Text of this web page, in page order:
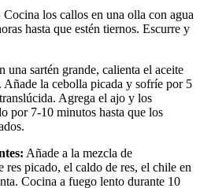
Cocina los callos en una olla con agua
hasta que estén tiernos. Escurre y
una sartén grande, calienta el aceite
la cebolla picada y sofríe por 5
Agrega el ajo y los
por 7-10 minutos hasta que los
Añade a la mezcla de
res picado, el caldo de res, el chile en
Cocina a fuego lento durante 10